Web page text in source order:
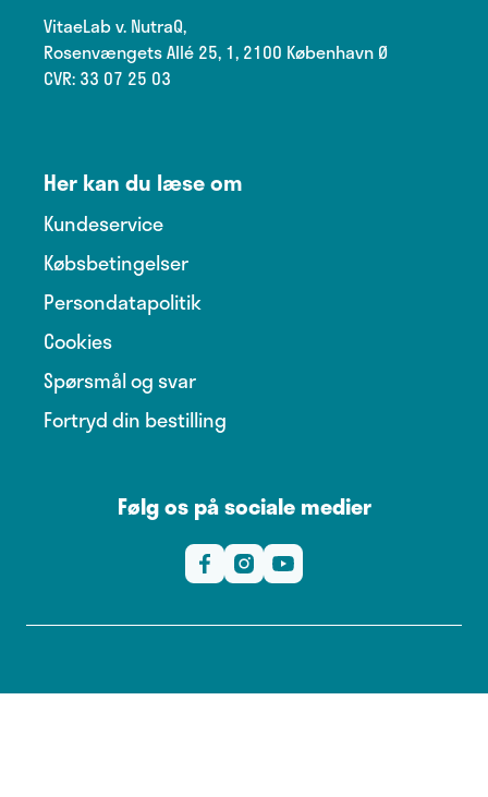
VitaeLab v. NutraQ,
Rosenvængets Allé 25, 1, 2100 København Ø
CVR: 33 07 25 03
Her kan du læse om
Kundeservice
Købsbetingelser
Persondatapolitik
Cookies
Spørsmål og svar
Fortryd din bestilling
Følg os på sociale medier